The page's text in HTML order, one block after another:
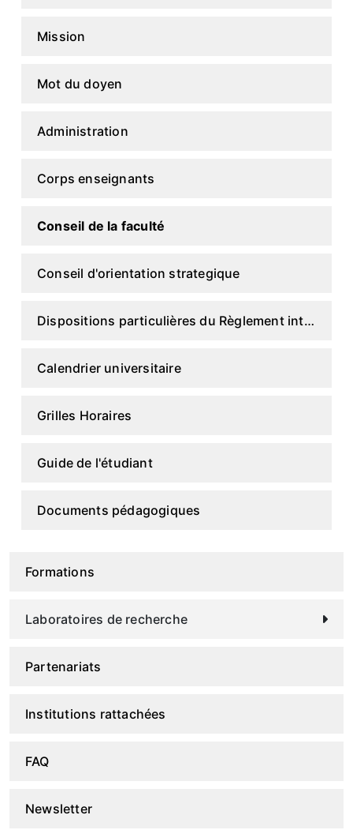
Mission
Mot du doyen
Administration
Corps enseignants
Conseil de la faculté
Conseil d'orientation strategique
Dispositions particulières du Règlement intérieur
Calendrier universitaire
Grilles Horaires
Guide de l'étudiant
Documents pédagogiques
Formations
Laboratoires de recherche
Partenariats
Institutions rattachées
FAQ
Newsletter